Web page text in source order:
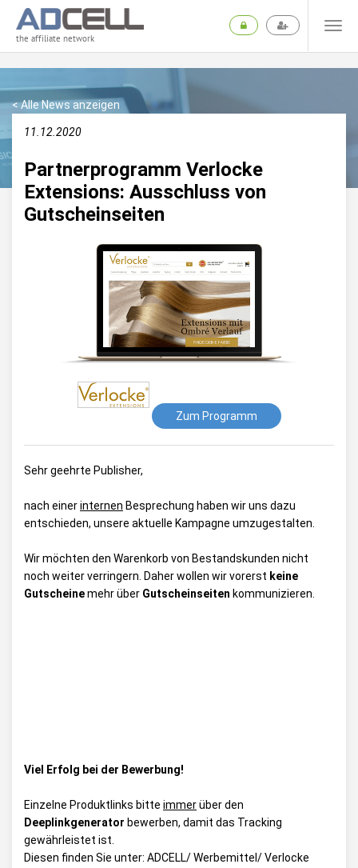
the affiliate network
< Alle News anzeigen
11.12.2020
Partnerprogramm Verlocke
Extensions: Ausschluss von
Gutscheinseiten
Zum Programm
Sehr geehrte Publisher,
nach einerinternen Besprechung haben wir uns dazu
entschieden, unsere aktuelle Kampagne umzugestalten.
Wir möchten den Warenkorb von Bestandskunden nicht
noch weiter verringern. Daher wollen wir vorerst keine
Gutscheinemehr über Gutscheinseiten kommunizieren.
Viel Erfolg bei der Bewerbung!
Einzelne Produktlinks bitte immerüber den
Deeplinkgenerator bewerben, damit das Tracking
gewährleistet ist.
Diesen finden Sie unter: ADCELL/ Werbemittel/ Verlocke